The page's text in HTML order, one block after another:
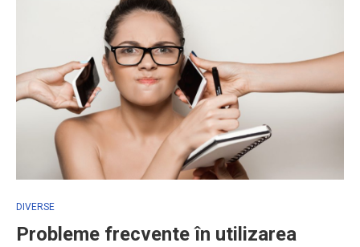
DIVERSE
Probleme frecvente în utilizarea